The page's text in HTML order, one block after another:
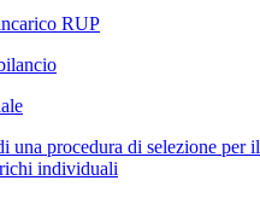
RUP
una procedura di selezione per il
individuali